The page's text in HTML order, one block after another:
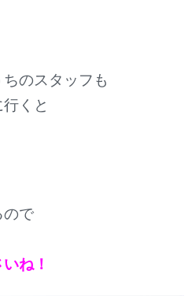
のスタッフも
くと
ので
ね！